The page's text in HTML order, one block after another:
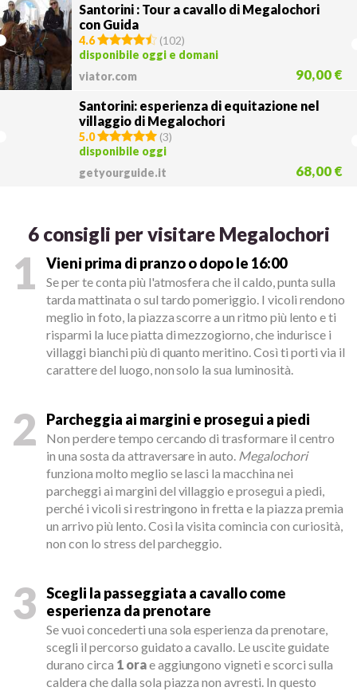
Santorini : Tour a cavallo di Megalochori
con Guida
4.6 (102)
disponibile oggi e domani
viator.com
90,00 €
Santorini: esperienza di equitazione nel
villaggio di Megalochori
5.0 (3)
disponibile oggi
getyourguide.it
68,00 €
6 consigli per visitare Megalochori
1 Vieni prima di pranzo o dopo le 16:00
Se per te conta più l'atmosfera che il caldo, punta sulla
tarda mattinata o sul tardo pomeriggio. I vicoli rendono
meglio in foto, la piazza scorre a un ritmo più lento e ti
risparmi la luce piatta di mezzogiorno, che indurisce i
villaggi bianchi più di quanto meritino. Così ti porti via il
carattere del luogo, non solo la sua luminosità.
2 Parcheggia ai margini e prosegui a piedi
Non perdere tempo cercando di trasformare il centro
in una sosta da attraversare in auto. Megalochori
funziona molto meglio se lasci la macchina nei
parcheggi ai margini del villaggio e prosegui a piedi,
perché i vicoli si restringono in fretta e la piazza premia
un arrivo più lento. Così la visita comincia con curiosità,
non con lo stress del parcheggio.
3 Scegli la passeggiata a cavallo come
esperienza da prenotare
Se vuoi concederti una sola esperienza da prenotare,
scegli il percorso guidato a cavallo. Le uscite guidate
durano circa 1 orae aggiungono vigneti e scorci sulla
caldera che dalla sola piazza non avresti. In questo